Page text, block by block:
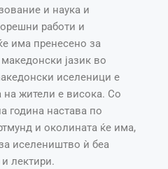
и наука и
работи и
има пренесено за
јазик во
иселеници е
на жители е висока. Со
година настава по
и околината ќе има,
иселеништво ѝ беа
лектири.